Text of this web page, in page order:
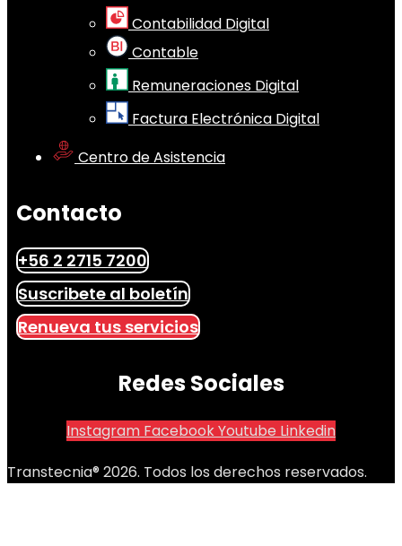
Contabilidad Digital
Contable
Remuneraciones Digital
Factura Electrónica Digital
Centro de Asistencia
Contacto
+56 2 2715 7200
Suscribete al boletín
Renueva tus servicios
Redes Sociales
Instagram FacebookYoutube Linkedin
Transtecnia® 2026. Todos los derechos reservados.